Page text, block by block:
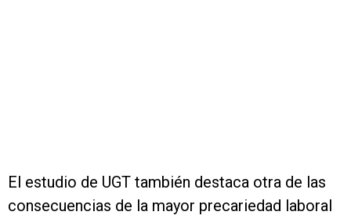
El estudio de UGT también destaca otra de las
consecuencias de la mayor precariedad laboral